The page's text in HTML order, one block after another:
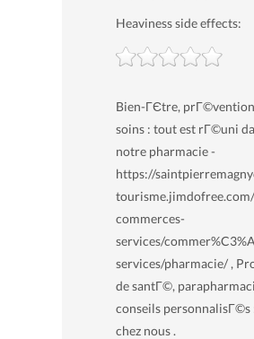
Heaviness side effects:
Bien-ГЄtre,
soins : tout est rГ©uni
notre pharmacie -
https://
commerces-
services/
services/pharmacie/ ,
de santГ©,
conseils personnalisГ©s
chez nous .